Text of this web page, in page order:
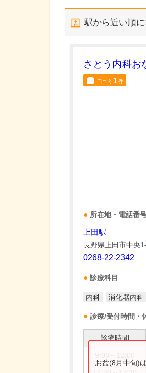
駅から近い順に
さとう内科お
口コミ 1件
所在地・電話番
上田駅
長野県上田市中央
0268-22-2342
診療科目
内科 消化器内科
診療/受付時間・
診療時間
お盆(8月中旬)